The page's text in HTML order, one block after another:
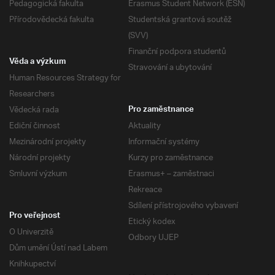
Pedagogická fakulta
Přírodovědecká fakulta
Erasmus Student Network (ESN)
Studentská grantová soutěž
(SVV)
Finanční podpora studentů
Stravování a ubytování
Věda a výzkum
Human Resources Strategy for
Researchers
Vědecká rada
Ediční činnost
Mezinárodní projekty
Národní projekty
Smluvní výzkum
Pro zaměstnance
Aktuality
Informační systémy
Kurzy pro zaměstnance
Erasmus+ – zaměstnaci
Rekreace
Sdílení přístrojového vybavení
Etický kodex
Odbory UJEP
Pro veřejnost
O Univerzitě
Dům umění Ústí nad Labem
Knihkupectví